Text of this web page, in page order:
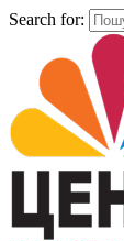
Search for: